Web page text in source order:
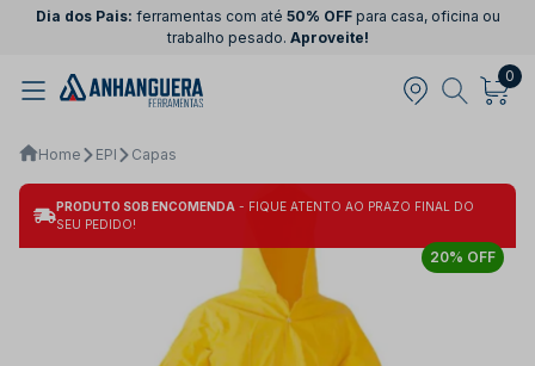
Dia dos Pais: ferramentas com até 50% OFFpara casa, oficina ou
trabalho pesado. Aproveite!
0
Home EPI Capas
PRODUTO SOB ENCOMENDA - FIQUE ATENTO AO PRAZO FINAL DO
SEU PEDIDO!
20% OFF